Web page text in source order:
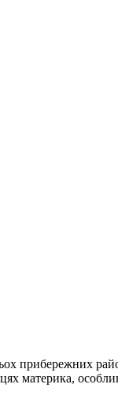
прибережних
материка,